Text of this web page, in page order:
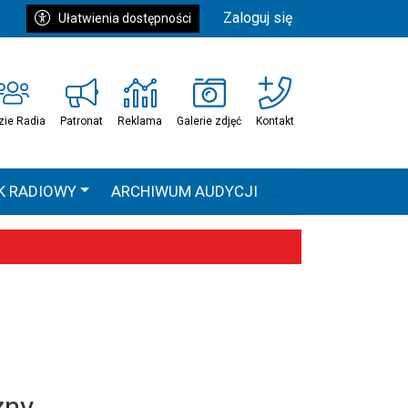
Ułatwienia dostępności Zaloguj się
Radia Patronat Reklama Galerie zdjęć Kontakt
RADIOWY ARCHIWUM AUDYCJI
HEAVEN TOUR